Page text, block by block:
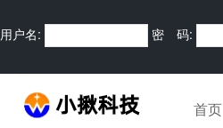
用户名: 密 码:
首页